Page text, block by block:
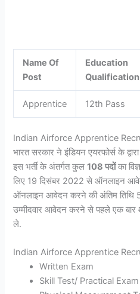
Name Of
Post
Education
Qualification
Apprentice 12th Pass
Indian Airforce Apprentice
भारत सरकार ने इंडियन एयरफोर्स के
इस भर्ती के अंतर्गत कुल108 पदोंका
लिए 19 दिसंबर 2022 से ऑनलाइन
ऑनलाइन आवेदन करने की अंतिम तिथि
उम्मीदवार आवेदन करने से पहले एक बार
ले.
Indian Airforce Apprentice
Written Exam
Skill Test/ Practical Exam